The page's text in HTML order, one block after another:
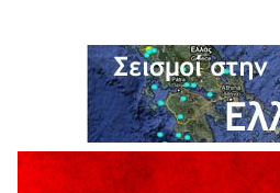
6 Αυγούστου 2026
Ολοκληρώνεται η ασφαλτόστρωση
6 Αυγούστου 2026
H παραδοχή λαθών είναι (και)